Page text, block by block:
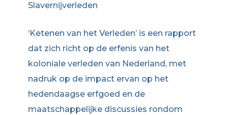
Slavernijverleden
‘Ketenen van het Verleden’ is een rapport
dat zich richt op de erfenis van het
koloniale verleden van Nederland, met
nadruk op de impact ervan op het
hedendaagse erfgoed en de
maatschappelijke discussies rondom